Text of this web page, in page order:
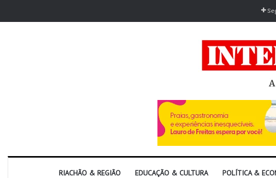
RIACHÃO & REGIÃO EDUCAÇÃO & CULTURA POLÍTICA &